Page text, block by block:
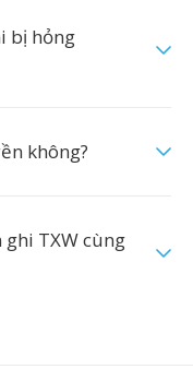
bị hỏng
không?
TXW cùng